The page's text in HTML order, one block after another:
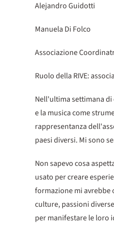
Alejandro Guidotti
Manuela Di Folco
Associazione
Ruolo della RIVE:
Nell'ultima settimana
e la musica come
rappresentanza
paesi diversi. Mi sono
Non sapevo cosa
usato per creare
formazione mi avrebbe
culture, passioni
per manifestare le loro